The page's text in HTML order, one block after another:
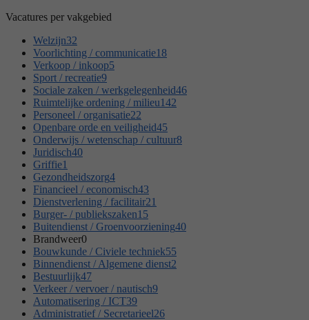
Vacatures per vakgebied
Welzijn32
Voorlichting / communicatie18
Verkoop / inkoop5
Sport / recreatie9
Sociale zaken / werkgelegenheid46
Ruimtelijke ordening / milieu142
Personeel / organisatie22
Openbare orde en veiligheid45
Onderwijs / wetenschap / cultuur8
Juridisch40
Griffie1
Gezondheidszorg4
Financieel / economisch43
Dienstverlening / facilitair21
Burger- / publiekszaken15
Buitendienst / Groenvoorziening40
Brandweer0
Bouwkunde / Civiele techniek55
Binnendienst / Algemene dienst2
Bestuurlijk47
Verkeer / vervoer / nautisch9
Automatisering / ICT39
Administratief / Secretarieel26